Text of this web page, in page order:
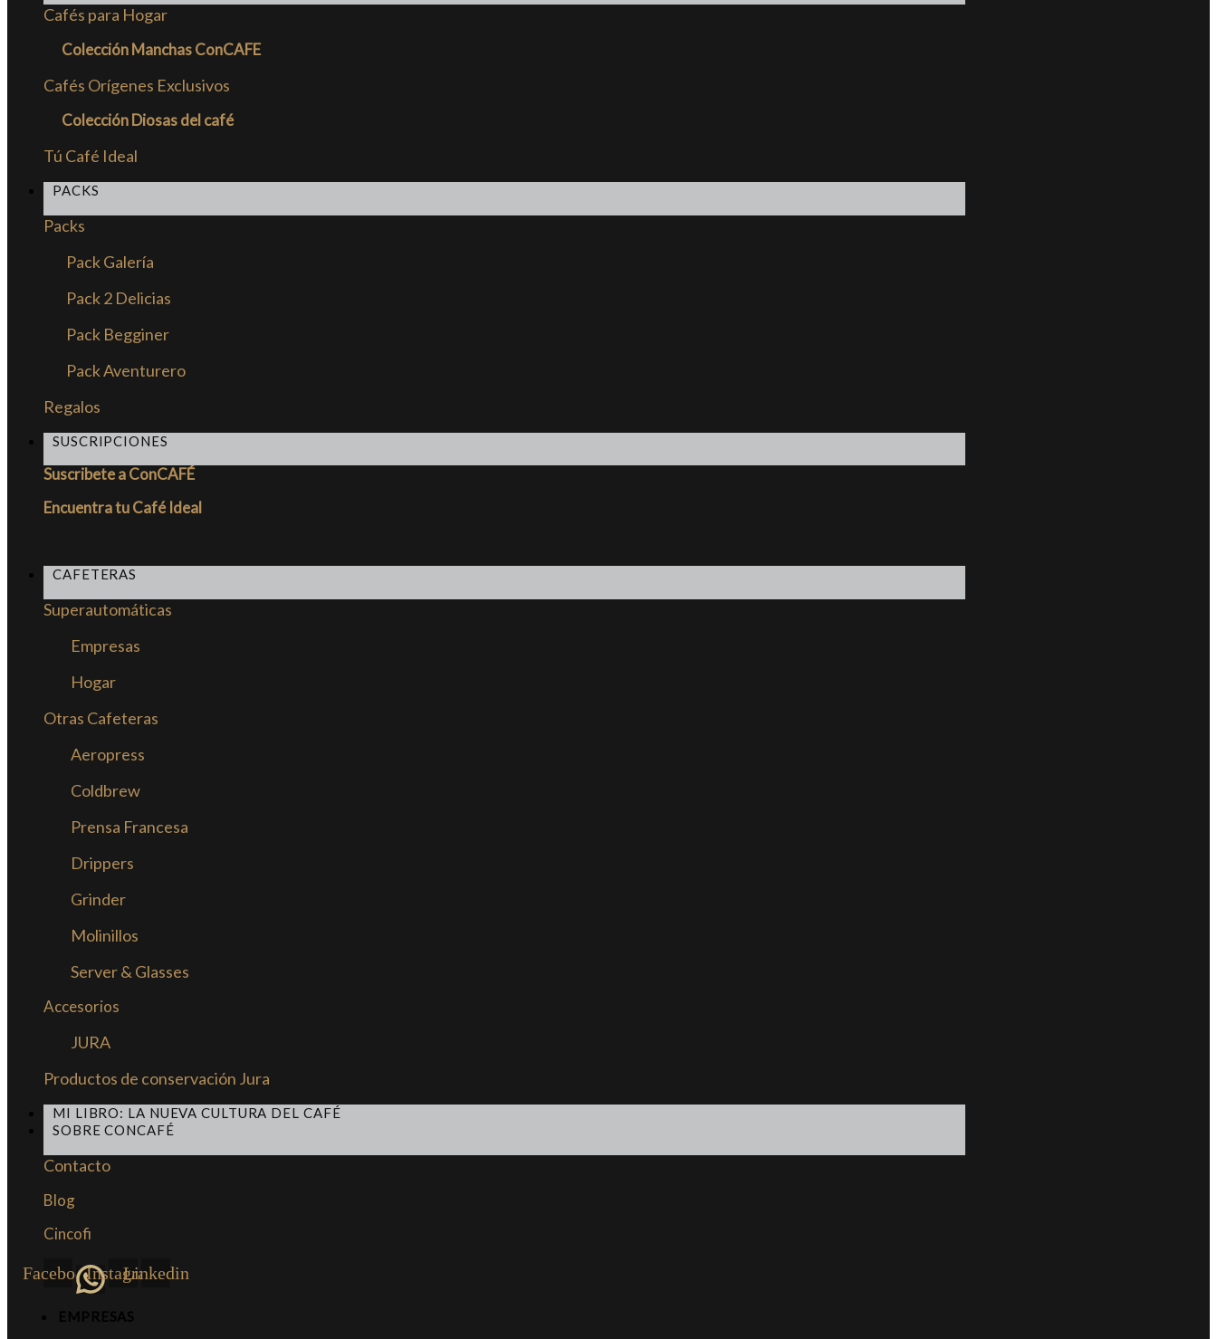
Cafés para Hogar
Colección Manchas ConCAFE
Cafés Orígenes Exclusivos
Colección Diosas del café
Tú Café Ideal
PACKS
Packs
Pack Galería
Pack 2 Delicias
Pack Begginer
Pack Aventurero
Regalos
SUSCRIPCIONES
Suscribete a ConCAFÉ
Encuentra tu Café Ideal
CAFETERAS
Superautomáticas
Empresas
Hogar
Otras Cafeteras
Aeropress
Coldbrew
Prensa Francesa
Drippers
Grinder
Molinillos
Server & Glasses
Accesorios
JURA
Productos de conservación Jura
MI LIBRO: LA NUEVA CULTURA DEL CAFÉ
SOBRE CONCAFÉ
Contacto
Blog
Cincofi
FacebookInstagram
Linkedin